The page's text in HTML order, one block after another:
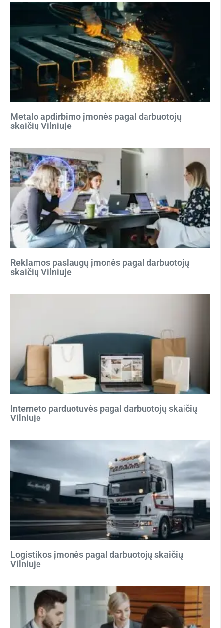
Metalo apdirbimo įmonės pagal darbuotojų
skaičių Vilniuje
Reklamos paslaugų įmonės pagal darbuotojų
skaičių Vilniuje
Interneto parduotuvės pagal darbuotojų skaičių
Vilniuje
Logistikos įmonės pagal darbuotojų skaičių
Vilniuje